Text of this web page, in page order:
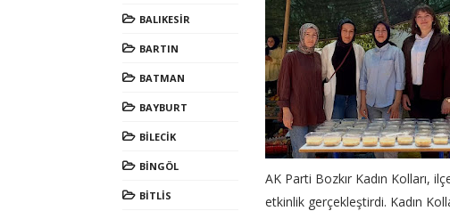
BALIKESİR
BARTIN
BATMAN
BAYBURT
BİLECİK
BİNGÖL
BİTLİS
AK Parti Bozkır Kadın Kolları,
etkinlik gerçekleştirdi. Kadın